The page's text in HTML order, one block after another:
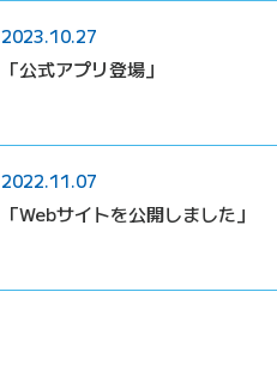
2023.10.27
「公式アプリ登場」
2022.11.07
「Webサイトを公開しました」